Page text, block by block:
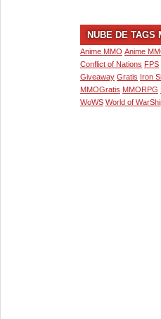
NUBE DE TAGS
Anime MMO Anime
Conflict of Nations FPS
Giveaway Gratis Iron
MMOGratis MMORPG
WoWS World of